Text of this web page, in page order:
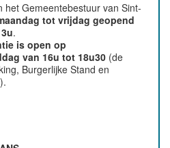
het Gemeentebestuur van Sint-
tot vrijdag geopend
.
is open op
van 16u tot 18u30 (de
Burgerlijke Stand en